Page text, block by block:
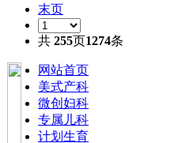
末页
共 255页1274条
网站首页
美式产科
微创妇科
专属儿科
计划生育